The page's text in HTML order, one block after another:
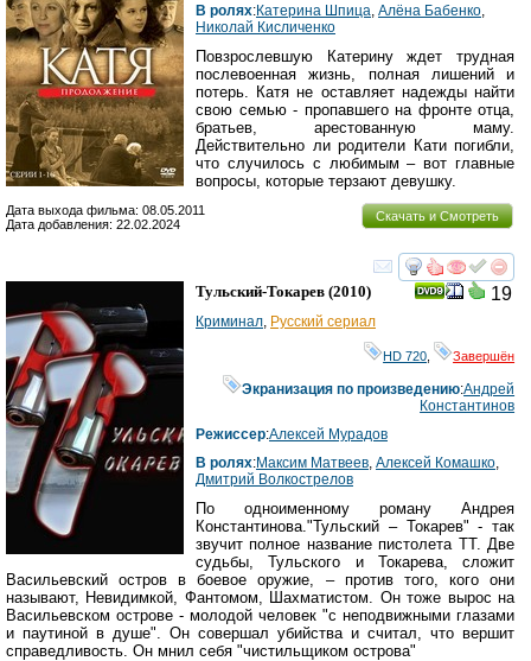
В ролях:Катерина Шпица, Алёна Бабенко,
Николай Кисличенко
Повзрослевшую Катерину ждет трудная
послевоенная жизнь, полная лишений и
потерь. Катя не оставляет надежды найти
свою семью - пропавшего на фронте отца,
братьев, арестованную маму.
Действительно ли родители Кати погибли,
что случилось с любимым – вот главные
вопросы, которые терзают девушку.
Скачать и Смотреть
Дата выхода фильма: 08.05.2011
Дата добавления: 22.02.2024
смотреть
19
Тульский-Токарев (2010)
Криминал Русский сериал
HD 720 Завершён
Экранизация по произведению:Андрей
Константинов
Режиссер:Алексей Мурадов
В ролях:Максим Матвеев Алексей Комашко
Дмитрий Волкострелов
По одноименному роману Андрея
Константинова."Тульский – Токарев" - так
звучит полное название пистолета ТТ. Две
судьбы, Тульского и Токарева, сложит
Васильевский остров в боевое оружие, – против того, кого они
называют, Невидимкой, Фантомом, Шахматистом. Он тоже вырос на
Васильевском острове - молодой человек "с неподвижными глазами
и паутиной в душе". Он совершал убийства и считал, что вершит
справедливость. Он мнил себя "чистильщиком острова"